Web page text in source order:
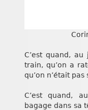
C’est quand,
train, qu’on a
qu’on n’était
C’est quand,
bagage dans sa